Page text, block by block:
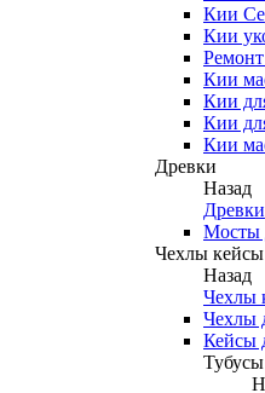
Кии
Кии
Кии
Кии
Кии
Кии
Древки
Назад
Древки
Мосты
Чехлы
Назад
Чехлы
Чехлы
Кейсы